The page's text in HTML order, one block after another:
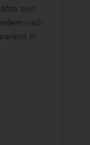
sind
nach
in